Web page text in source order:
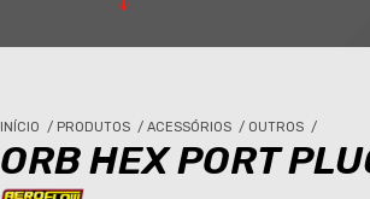
INÍCIO / PRODUTOS / ACESSÓRIOS / OUTROS /
ORB HEX PORT